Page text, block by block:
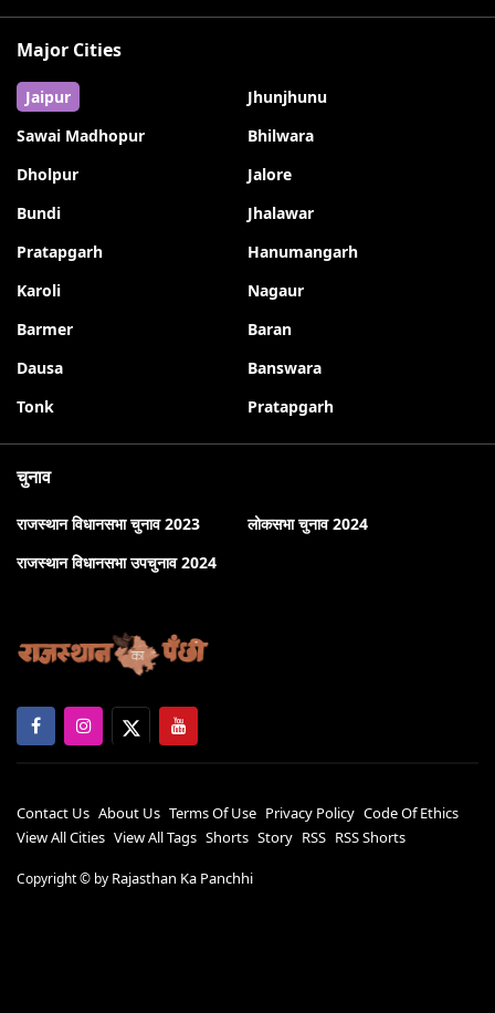
Major Cities
Jaipur
Jhunjhunu
Sawai Madhopur
Bhilwara
Dholpur
Jalore
Bundi
Jhalawar
Pratapgarh
Hanumangarh
Karoli
Nagaur
Barmer
Baran
Dausa
Banswara
Tonk
Pratapgarh
चुनाव
राजस्थान विधानसभा चुनाव 2023
लोकसभा चुनाव 2024
राजस्थान विधानसभा उपचुनाव 2024
Contact Us About Us Terms Of Use Privacy Policy Code Of Ethics
View All Cities View All Tags Shorts Story RSS RSS Shorts
Copyright © by Rajasthan Ka Panchhi